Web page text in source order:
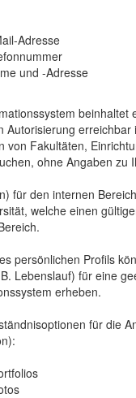
Adresse
und -Adresse
beinhaltet
Autorisierung
von Fakultäten,
ohne Angaben zu
für den internen
welche einen
persönlichen Profils
Lebenslauf) für eine
erheben.
für die